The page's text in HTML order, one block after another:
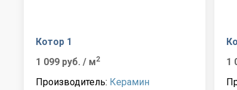
Котор 1
1 099 руб. / м2
Производитель: Керамин
1